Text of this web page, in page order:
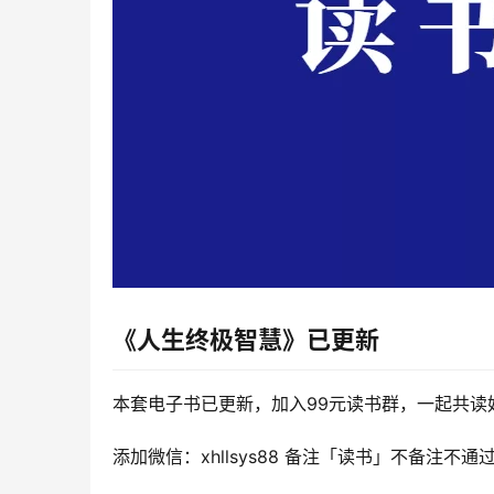
《人生终极智慧》 已更新
本套电子书已更新，加入99元读书群，一起共读
添加微信：xhllsys88 备注「读书」不备注不通